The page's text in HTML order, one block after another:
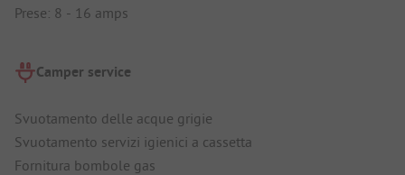
Prese: 8 - 16 amps
Camper service
Svuotamento delle acque grigie
Svuotamento servizi igienici a cassetta
Fornitura bombole gas